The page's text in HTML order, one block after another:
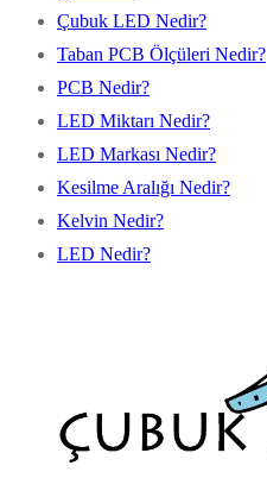
Çubuk LED Nedir?
Taban PCB Ölçüleri Nedir?
PCB Nedir?
LED Miktarı Nedir?
LED Markası Nedir?
Kesilme Aralığı Nedir?
Kelvin Nedir?
LED Nedir?